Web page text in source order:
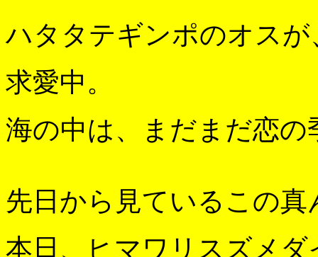
ハタタテギンポのオス
求愛中。
海の中は、まだまだ恋の
先日から見ているこの
本日、ヒマワリスズメ